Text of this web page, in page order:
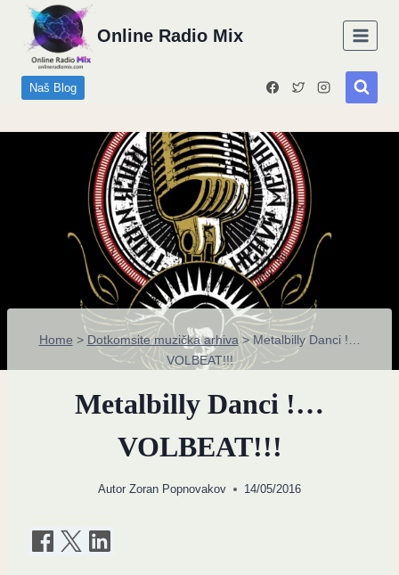
content
Online Radio Mix
Naš Blog
Home > Dotkomsite muzička arhiva >Metalbilly Danci !…
VOLBEAT!!!
Metalbilly Danci !…
VOLBEAT!!!
Autor Zoran Popnovakov 14/05/2016